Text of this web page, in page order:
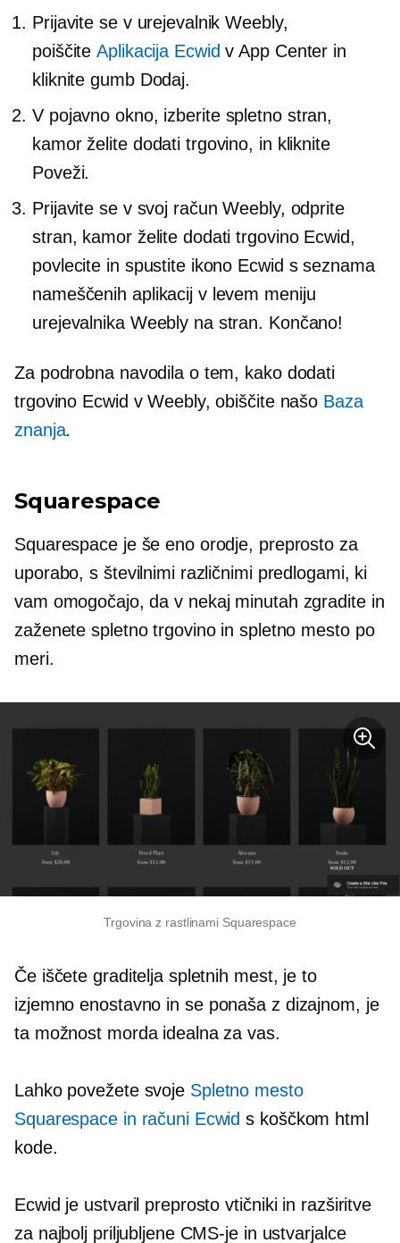
Prijavite se v urejevalnik Weebly,
poiščiteAplikacija Ecwid v App Center in
kliknite gumb Dodaj.
V pojavno okno, izberite spletno stran,
kamor želite dodati trgovino, in kliknite
Poveži.
Prijavite se v svoj račun Weebly, odprite
stran, kamor želite dodati trgovino Ecwid,
povlecite in spustite ikono Ecwid s seznama
nameščenih aplikacij v levem meniju
urejevalnika Weebly na stran. Končano!
Za podrobna navodila o tem, kako dodati
trgovino Ecwid v Weebly, obiščite našo Baza
znanja.
Squarespace
Squarespace je še eno orodje, preprosto za
uporabo, s številnimi različnimi predlogami, ki
vam omogočajo, da v nekaj minutah zgradite in
zaženete spletno trgovino in spletno mesto po
meri.
Trgovina z rastlinami Squarespace
Če iščete graditelja spletnih mest, je to
izjemno enostavno in se ponaša z dizajnom, je
ta možnost morda idealna za vas.
Lahko povežete svoje Spletno mesto
Squarespace in računi Ecwid s koščkom html
kode.
Ecwid je ustvaril preprostovtičnikiin razširitve
za najbolj priljubljene CMS-je in ustvarjalce